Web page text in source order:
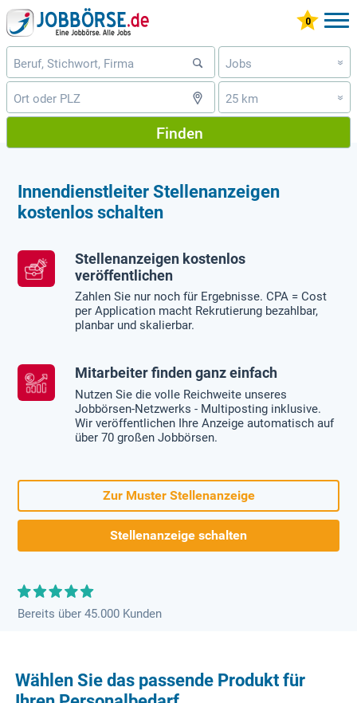
Jobs »
25 km »
Finden
Innendienstleiter Stellenanzeigen
kostenlos schalten
Stellenanzeigen kostenlos
veröffentlichen
Zahlen Sie nur noch für Ergebnisse. CPA = Cost
per Application macht Rekrutierung bezahlbar,
planbar und skalierbar.
Mitarbeiter finden ganz einfach
Nutzen Sie die volle Reichweite unseres
Jobbörsen-Netzwerks - Multiposting inklusive.
Wir veröffentlichen Ihre Anzeige automatisch auf
über 70 großen Jobbörsen.
Zur Muster Stellenanzeige
Stellenanzeige schalten
Bereits über 45.000 Kunden
Wählen Sie das passende Produkt für